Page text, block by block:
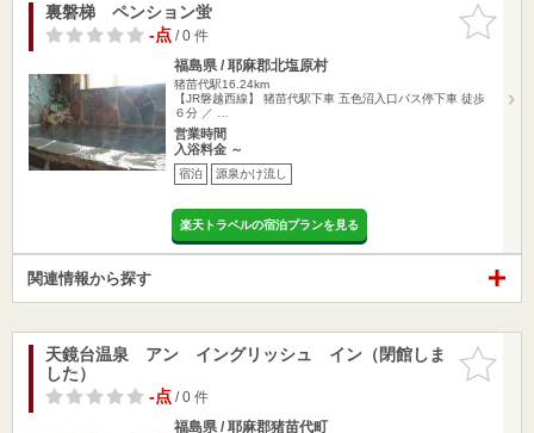
お気に入
りに追加
裏磐梯 ペンション蛍
-点/ 0 件
福島県 / 耶麻郡北塩原村
猪苗代駅16.24km
【JR磐越西線】 猪苗代駅下車 五色沼入口バス停下車 徒歩
６分 ／ …
営業時間
入浴料金 ～
宿泊 源泉かけ流し
楽天トラベルの宿泊プランを見る
関連情報から探す
お気に入
りに追加
天鏡台温泉 アン イングリッシュ イン（閉館しま
した）
-点/ 0 件
福島県 / 耶麻郡猪苗代町